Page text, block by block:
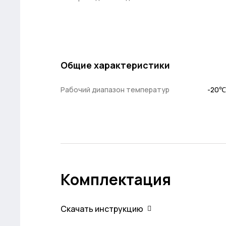
Общие характеристики
Рабочий диапазон температур -
Комплектация
Скачать инструкцию